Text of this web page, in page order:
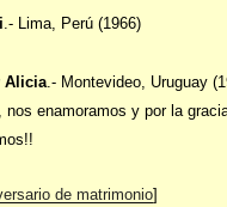
.- Lima, Perú (1966)
Alicia .- Montevideo, Uruguay
nos enamoramos y por la
de matrimonio]